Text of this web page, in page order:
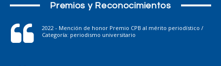
Premios y Reconocimientos
2022 - Mención de honor Premio CPB al mérito periodístico /
Categoría: periodismo universitario